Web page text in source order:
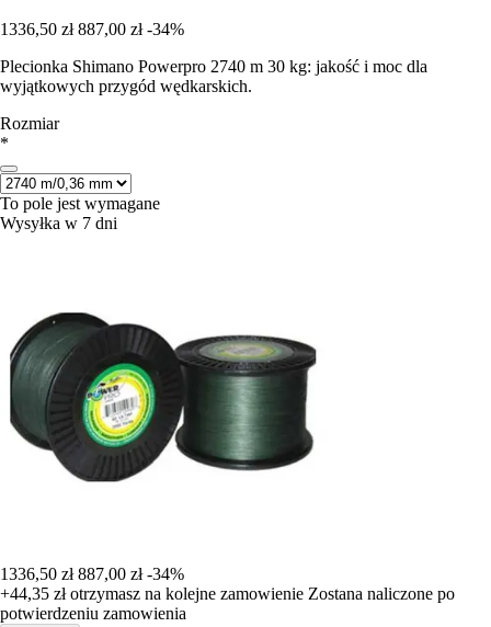
1336,50 zł 887,00 zł -34%
Plecionka Shimano Powerpro 2740 m 30 kg: jakość i moc dla
wyjątkowych przygód wędkarskich.
Rozmiar
*
To pole jest wymagane
Wysyłka w 7 dni
1336,50 zł 887,00 zł -34%
+44,35 złotrzymasz na kolejne zamowienie Zostana naliczone po
potwierdzeniu zamowienia